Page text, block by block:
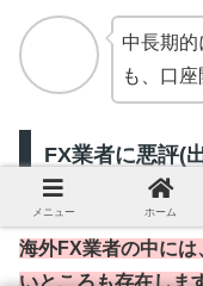
中長期
も、口
FX業者に悪評(
いかを確認
海外FX業者の中に
メニュー ホーム